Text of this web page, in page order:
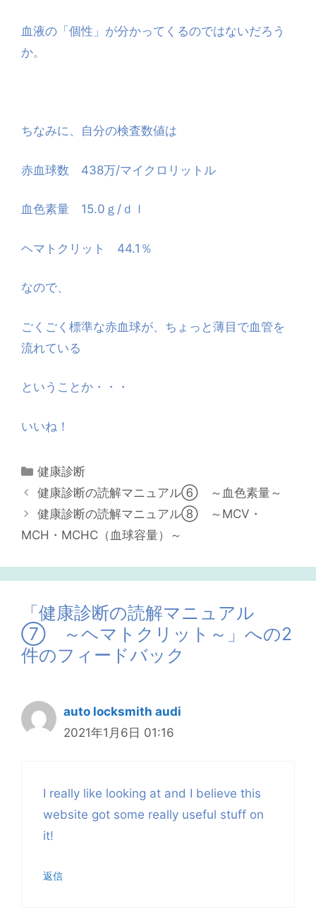
血液の「個性」が分かってくるのではないだろう
か。
ちなみに、自分の検査数値は
赤血球数 438万/マイクロリットル
血色素量 15.0ｇ/ｄｌ
ヘマトクリット 44.1％
なので、
ごくごく標準な赤血球が、ちょっと薄目で血管を
流れている
ということか・・・
いいね！
カ
テ
ゴ
リ
ー
健康診断
健康診断の読解マニュアル⑥ ～血色素量～
健康診断の読解マニュアル⑧ ～MCV・
MCH・MCHC（血球容量）～
「健康診断の読解マニュアル
⑦ ～ヘマトクリット～」への2
件のフィードバック
auto locksmith audi
2021年1月6日 01:16
I really like looking at and I believe this
website got some really useful stuff on
it!
返信